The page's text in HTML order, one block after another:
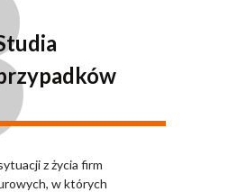
z życia firm
w których